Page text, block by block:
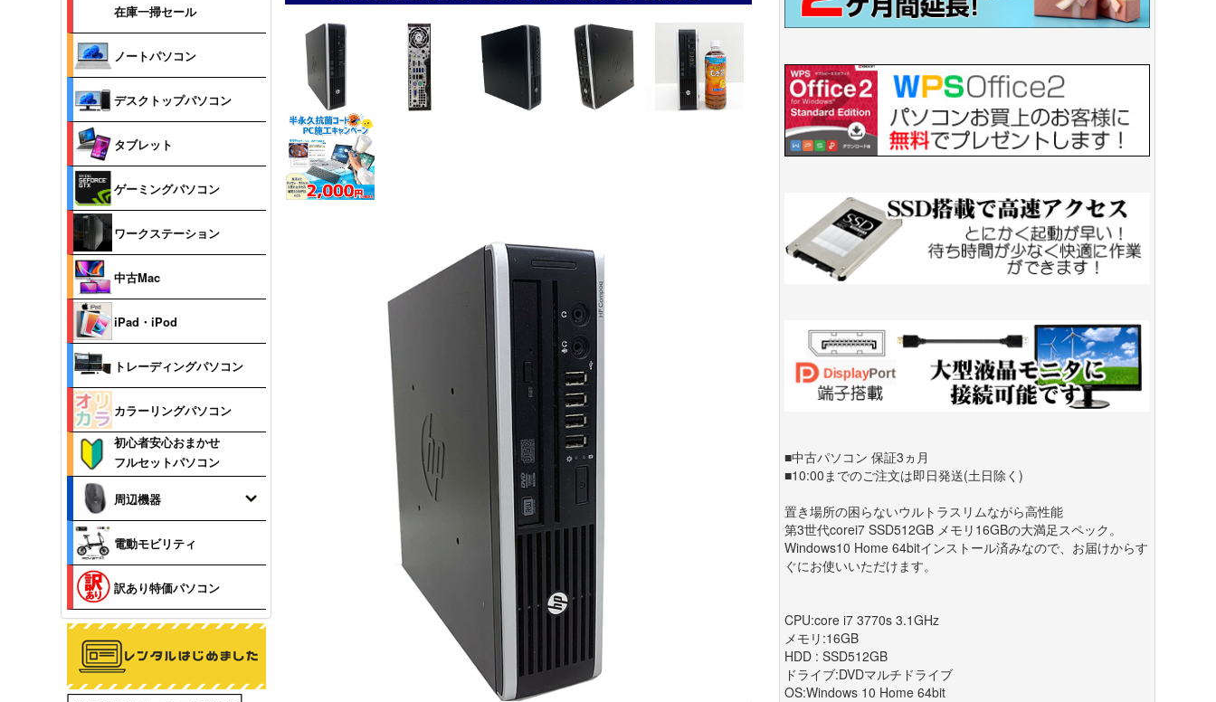
■中古パソコン 保証3ヵ月
■10:00までのご注文は即日発送(土日除く)
置き場所の困らないウルトラスリムながら高性能
第3世代corei7 SSD512GB メモリ16GBの大満足スペック。
Windows10 Home 64bitインストール済みなので、お届けからす
ぐにお使いいただけます。
CPU:core i7 3770s 3.1GHz
メモリ:16GB
HDD : SSD512GB
ドライブ:DVDマルチドライブ
OS:Windows 10 Home 64bit
在庫一掃セール
ノートパソコン
デスクトップパソコン
タブレット
ゲーミングパソコン
ワークステーション
中古Mac
iPad・iPod
トレーディングパソコン
カラーリングパソコン
初心者安心おまかせ
フルセットパソコン
周辺機器
電動モビリティ
訳あり特価パソコン